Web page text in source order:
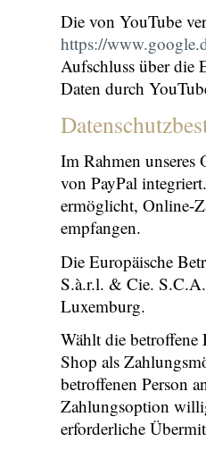
Die von YouTube
https://
Aufschluss über die
Daten durch
Im Rahmen unseres
von PayPal
ermöglicht, Online-
empfangen.
Die Europäische
S.à.r.l. & Cie.
Luxemburg.
Wählt die betroffene
Shop als
betroffenen Person
Zahlungsoption
erforderliche